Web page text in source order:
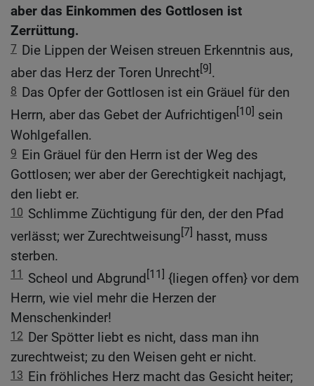
aber das Einkommen des Gottlosen ist
Zerrüttung.
7 Die Lippen der Weisen streuen Erkenntnis aus,
aber das Herz der Toren Unrecht[9].
8 Das Opfer der Gottlosen ist ein Gräuel für den
Herrn, aber das Gebet der Aufrichtigen[10] sein
Wohlgefallen.
9 Ein Gräuel für den Herrn ist der Weg des
Gottlosen; wer aber der Gerechtigkeit nachjagt,
den liebt er.
10 Schlimme Züchtigung für den, der den Pfad
verlässt; wer Zurechtweisung[7] hasst, muss
sterben.
11 Scheol und Abgrund[11] {liegen offen} vor dem
Herrn, wie viel mehr die Herzen der
Menschenkinder!
12 Der Spötter liebt es nicht, dass man ihn
zurechtweist; zu den Weisen geht er nicht.
13 Ein fröhliches Herz macht das Gesicht heiter;